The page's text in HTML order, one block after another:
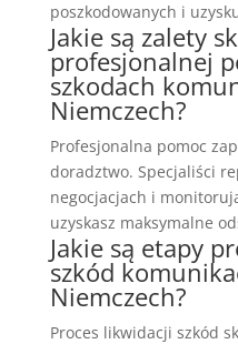
poszkodowanych i
Jakie są zalety
profesjonalnej
szkodach
Niemczech?
Profesjonalna pomoc
doradztwo. Specjaliści
negocjacjach i
uzyskasz maksymalne
Jakie są etapy
szkód
Niemczech?
Proces likwidacji szkód